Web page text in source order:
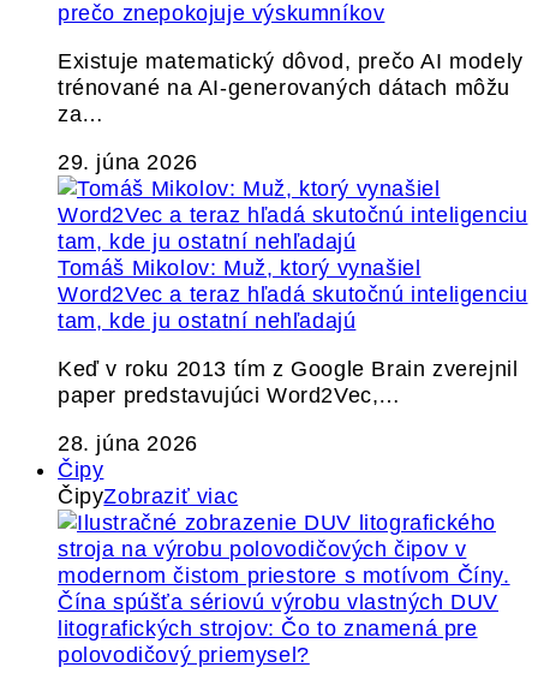
prečo znepokojuje výskumníkov
Existuje matematický dôvod, prečo AI modely
trénované na AI-generovaných dátach môžu
za…
29. júna 2026
Tomáš Mikolov: Muž, ktorý vynašiel
Word2Vec a teraz hľadá skutočnú inteligenciu
tam, kde ju ostatní nehľadajú
Keď v roku 2013 tím z Google Brain zverejnil
paper predstavujúci Word2Vec,…
28. júna 2026
Čipy
ČipyZobraziť viac
Čína spúšťa sériovú výrobu vlastných DUV
litografických strojov: Čo to znamená pre
polovodičový priemysel?